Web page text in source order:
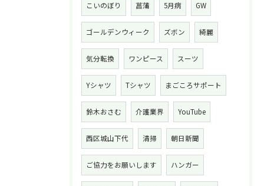
こいのぼり 菖蒲 5月病 GW
ゴールデンウィーク ズボン 綺麗
気分転換 ワンピース スーツ
Yシャツ Tシャツ まごころサポート
鈴木おさむ 介護業界 YouTube
西区城山下代 清掃 朝日新聞
ご協力をお願いします ハンガー